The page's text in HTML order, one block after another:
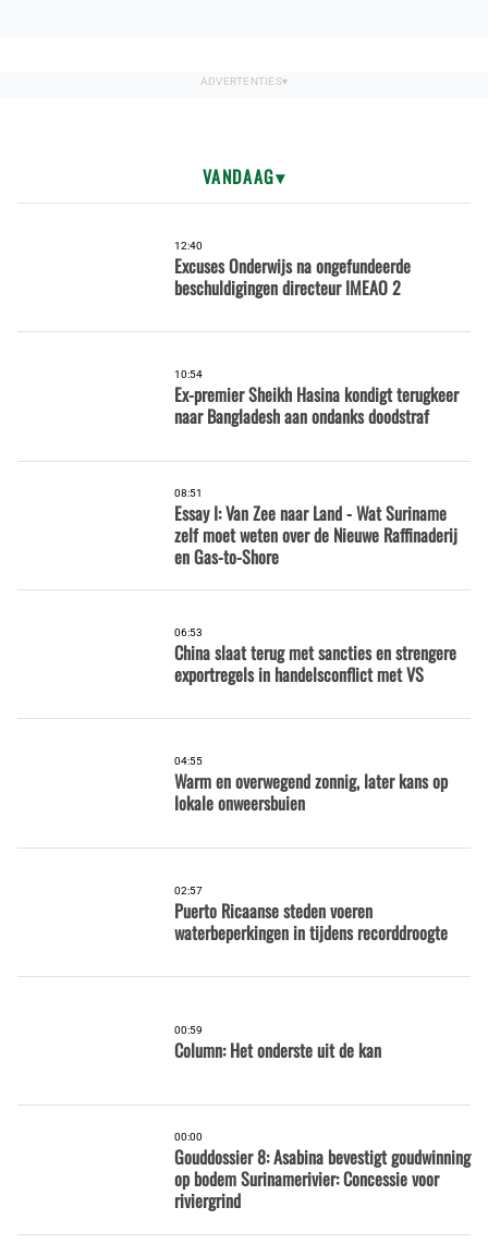
VANDAAG
12:40
Excuses Onderwijs na ongefundeerde
beschuldigingen directeur IMEAO 2
10:54
Ex-premier Sheikh Hasina kondigt terugkeer
naar Bangladesh aan ondanks doodstraf
08:51
Essay I: Van Zee naar Land - Wat Suriname
zelf moet weten over de Nieuwe Raffinaderij
en Gas-to-Shore
06:53
China slaat terug met sancties en strengere
exportregels in handelsconflict met VS
04:55
Warm en overwegend zonnig, later kans op
lokale onweersbuien
02:57
Puerto Ricaanse steden voeren
waterbeperkingen in tijdens recorddroogte
00:59
Column: Het onderste uit de kan
00:00
Gouddossier 8: Asabina bevestigt goudwinning
op bodem Surinamerivier: Concessie voor
riviergrind